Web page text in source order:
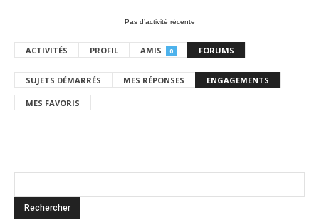
Pas d’activité récente
ACTIVITÉS PROFIL AMIS 0 FORUMS
SUJETS DÉMARRÉS MES RÉPONSES ENGAGEMENTS
MES FAVORIS